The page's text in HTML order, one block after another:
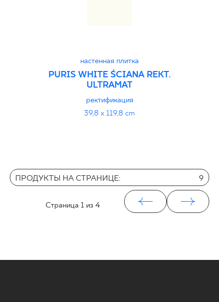
настенная плитка
PURIS WHITE ŚCIANA REKT.
ULTRAMAT
ректификация
39,8 x 119,8 cm
ПРОДУКТЫ НА СТРАНИЦЕ: 9
Страница 1 из 4